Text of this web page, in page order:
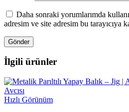
Daha sonraki yorumlarımda
adresim ve site adresim bu tarayıcıya
İlgili ürünler
Hızlı Görünüm